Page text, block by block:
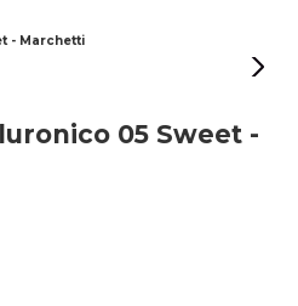
- Marchetti
05 Sweet -